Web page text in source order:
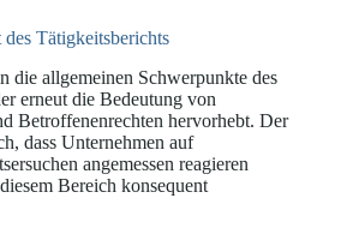
Tätigkeitsberichts
die allgemeinen Schwerpunkte des
erneut die Bedeutung von
Betroffenenrechten hervorhebt. Der
dass Unternehmen auf
angemessen reagieren
Bereich konsequent